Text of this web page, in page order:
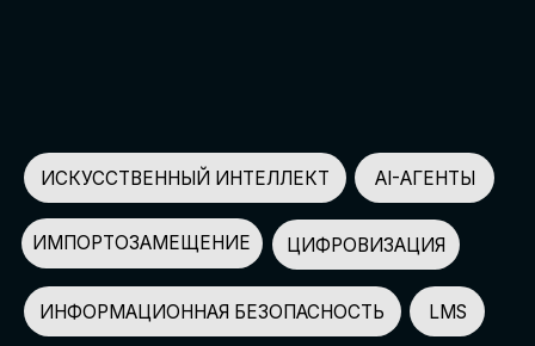
НЕЙРОСЕТИ ДЛЯ БИЗНЕСА
КЭДО АВТОМАТИЗАЦИЯ HR
АВТОМАТИЗАЦИЯ МАРКЕТИНГА И ПРОДАЖ
AI-АССИСТЕНТЫ
ЧАТ-БОТЫ